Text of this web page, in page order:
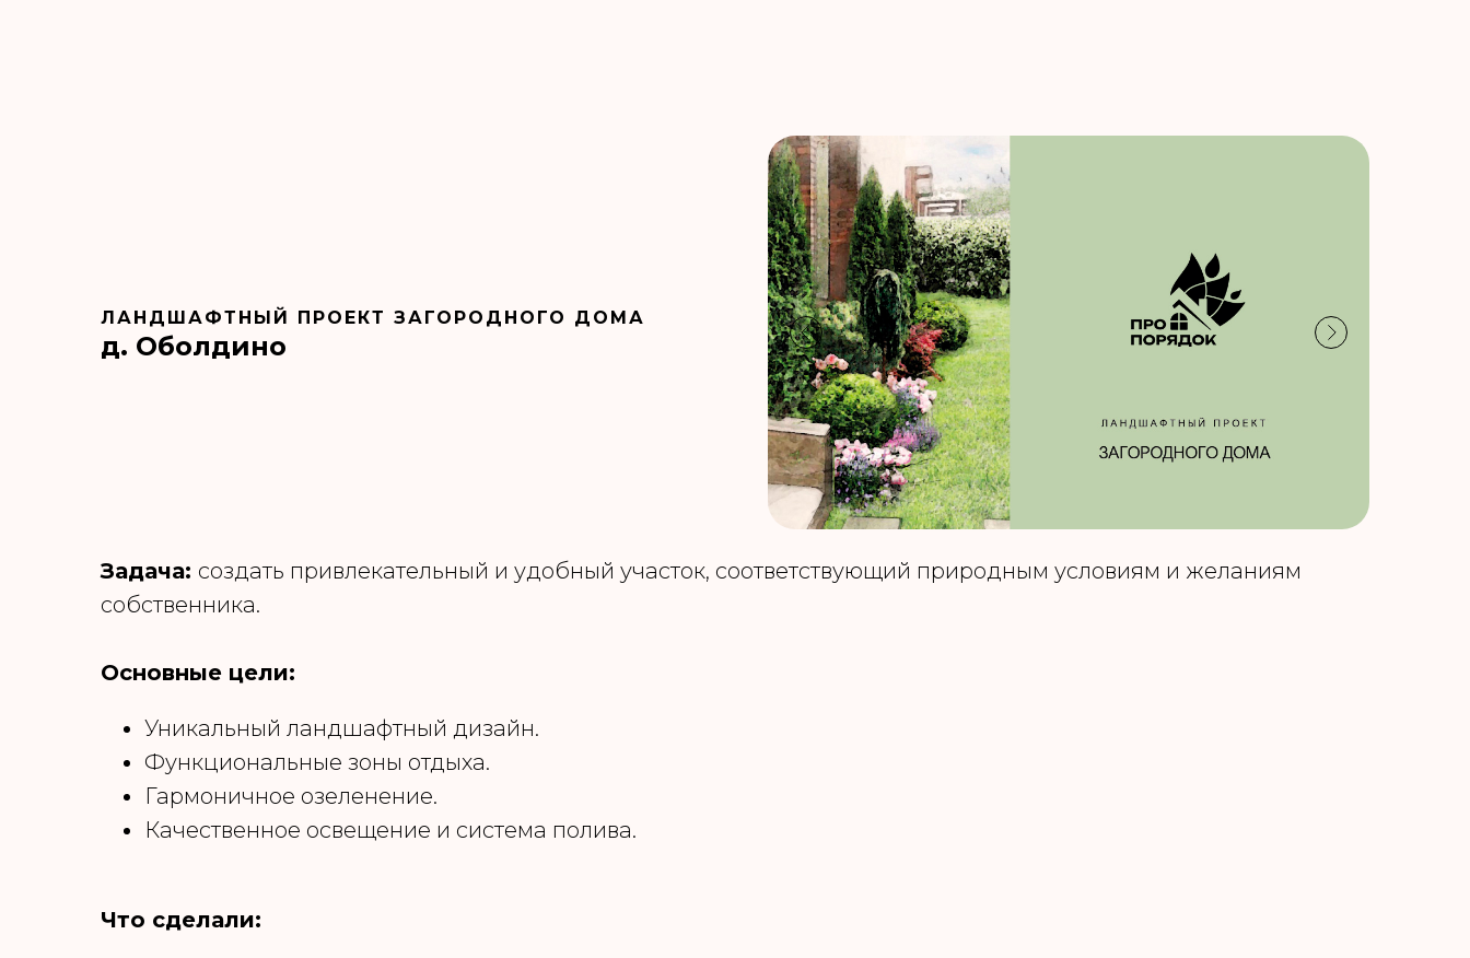
ЛАНДШАФТНЫЙ ПРОЕКТ ЗАГОРОДНОГО ДОМА
д. Оболдино
Задача: создать привлекательный и удобный участок, соответствующий природным условиям и желаниям
собственника.
Основные цели:
Уникальный ландшафтный дизайн.
Функциональные зоны отдыха.
Гармоничное озеленение.
Качественное освещение и система полива.
Что сделали: